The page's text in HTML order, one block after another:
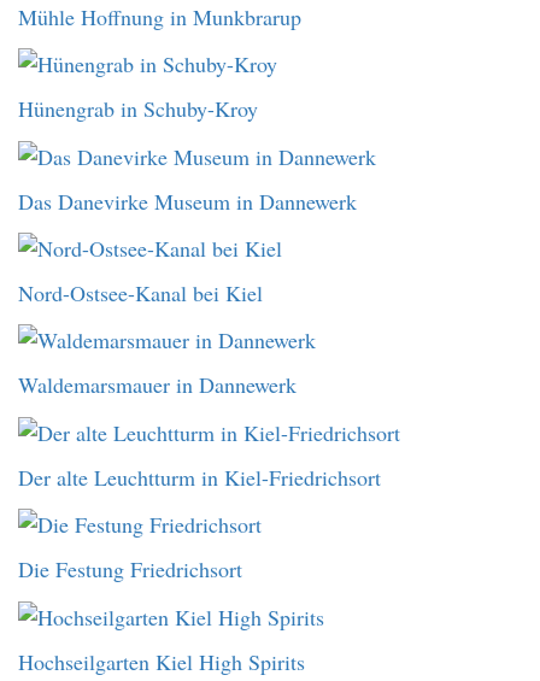
Mühle Hoffnung in Munkbrarup
Hünengrab in Schuby-Kroy
Das Danevirke Museum in Dannewerk
Nord-Ostsee-Kanal bei Kiel
Waldemarsmauer in Dannewerk
Der alte Leuchtturm in Kiel-Friedrichsort
Die Festung Friedrichsort
Hochseilgarten Kiel High Spirits